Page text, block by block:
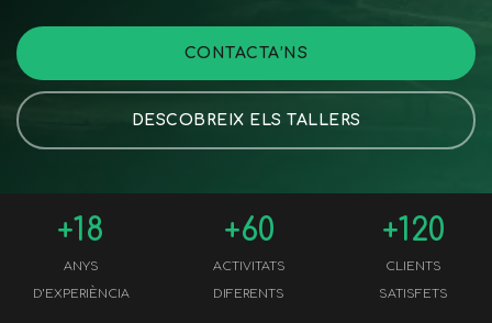
CONTACTA’NS
DESCOBREIX ELS TALLERS
+18
ANYS
D’EXPERIÈNCIA
+60
ACTIVITATS
DIFERENTS
+120
CLIENTS
SATISFETS